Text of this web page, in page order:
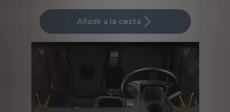
Price
25,49
€
Quantity
updated
1
Añadir a la cesta